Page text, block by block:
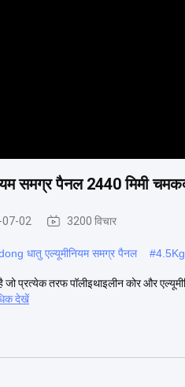
समग्र पैनल 2440 मिमी
02 3200 विचार
धातु एल्यूमीनियम समग्र पैनल #4.5Kg
जो प्रत्येक तरफ पॉलीइथाइलीन कोर और
देखें